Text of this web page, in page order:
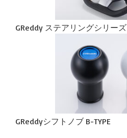
GReddy ステアリングシリーズ
GReddyシフトノブ B-TYPE